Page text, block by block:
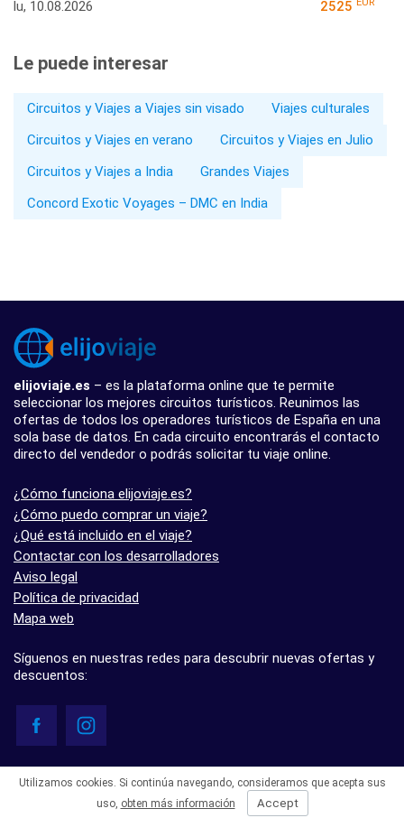
lu, 10.08.2026 2525
Le puede interesar
Circuitos y Viajes a Viajes sin visado
Viajes culturales
Circuitos y Viajes en verano
Circuitos y Viajes en Julio
Circuitos y Viajes a India
Grandes Viajes
Concord Exotic Voyages – DMC en India
elijoviaje.es – es la plataforma online que te permite
seleccionar los mejores circuitos turísticos. Reunimos las
ofertas de todos los operadores turísticos de España en una
sola base de datos. En cada circuito encontrarás el contacto
directo del vendedor o podrás solicitar tu viaje online.
¿Cómo funciona elijoviaje.es?
¿Cómo puedo comprar un viaje?
¿Qué está incluido en el viaje?
Contactar con los desarrolladores
Aviso legal
Política de privacidad
Mapa web
Síguenos en nuestras redes para descubrir nuevas ofertas y
descuentos:
- 5.0 basado en 7 opiniones
Utilizamos cookies. Si continúa navegando, consideramos que acepta sus
uso, obten más información Accept